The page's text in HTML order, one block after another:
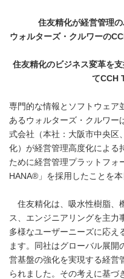
住友精化が経営管理
ウォルターズ・クルワーの
住友精化のビジネス変革を
てCCH
専門的な情報とソフトウェア
あるウォルターズ・クルワー
式会社（本社：大阪市中央区
化）が経営管理高度化による
ために経営管理プラットフォ
HANA®」を採用したことを本
住友精化は、吸水性樹脂、
ス、エンジニアリングを主力
多様なユーザーニーズに応え
ます。同社はグローバル展開
営基盤の強化を実現する経営
られました。その考えに基づ